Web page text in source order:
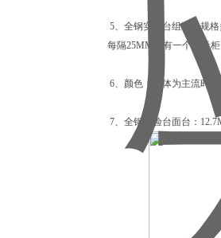
5、全钢实验台组装：规
每隔25MM就有一个单元
6、颜色：柜体为主流时
7、全钢实验台面台：